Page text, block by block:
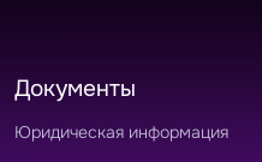
Документы
Юридическая информация